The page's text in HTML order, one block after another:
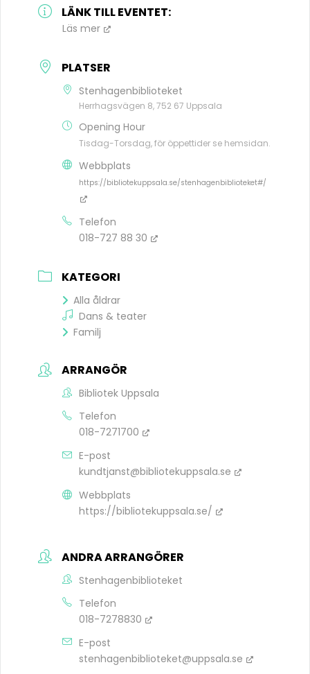
LÄNK TILL EVENTET:
Läs mer
PLATSER
Stenhagenbiblioteket
Herrhagsvägen 8, 752 67 Uppsala
Opening Hour
Tisdag-Torsdag, för öppettider se hemsidan.
Webbplats
https://bibliotekuppsala.se/stenhagenbiblioteket#/
Telefon
018-727 88 30
KATEGORI
Alla åldrar
Dans & teater
Familj
ARRANGÖR
Bibliotek Uppsala
Telefon
018-7271700
E-post
kundtjanst@bibliotekuppsala.se
Webbplats
https://bibliotekuppsala.se/
ANDRA ARRANGÖRER
Stenhagenbiblioteket
Telefon
018-7278830
E-post
stenhagenbiblioteket@uppsala.se